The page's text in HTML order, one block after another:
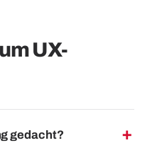
UX-
gedacht?